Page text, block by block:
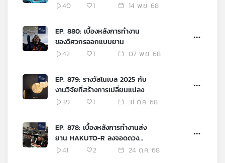
40
1 14 พ.ย. 68
EP. 880: เบื้องหลังการทำงาน
ของวิศวกรออกแบบยาน
42
1 07 พ.ย. 68
EP. 879: รางวัลโนเบล 2025 กับ
งานวิจัยที่สร้างการเปลี่ยนแปลง
39
1 31 ต.ค. 68
EP. 878: เบื้องหลังการทำงานส่ง
ยาน HAKUTO-R ลงจอดดวง
จันทร์ผ่านประสบการณ์คนไทย
41 2 24 ต.ค. 68